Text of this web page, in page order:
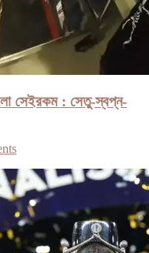
সেইরকম : সেতু-স্বপ্ন-